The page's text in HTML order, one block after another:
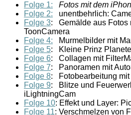
Folge 1:
Fotos mit dem
Folge 2: unentbehrlich:
Folge 3: Gemälde aus Fotos
ToonCamera
Folge 4: Murmelbilder mit
Folge 5: Kleine Prinz
Folge 6: Collagen mit
Folge 7: Panoramen mit
Folge 8: Fotobearbeitung mit
Folge 9: Blitze und
iLightningCam
Folge 10: Effekt und Layer:
Folge 11: Verschmelzen von